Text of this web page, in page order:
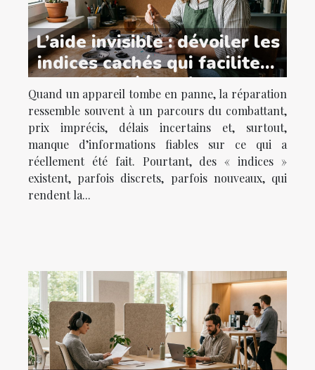
L’aide invisible : dévoiler les
indices cachés qui facilitent
la réparation
Quand un appareil tombe en panne, la réparation
ressemble souvent à un parcours du combattant,
prix imprécis, délais incertains et, surtout,
manque d’informations fiables sur ce qui a
réellement été fait. Pourtant, des « indices »
existent, parfois discrets, parfois nouveaux, qui
rendent la...